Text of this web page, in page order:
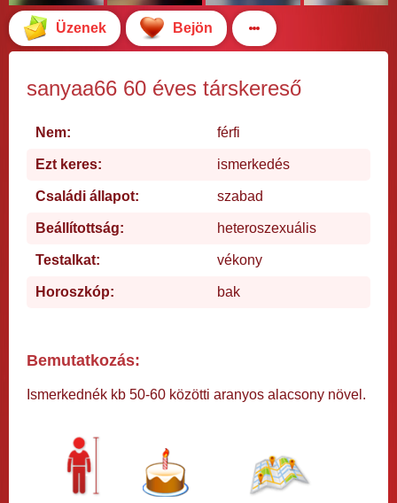
Üzenek Bejön
sanyaa66 60 éves társkereső
Nem: férfi
Ezt keres: ismerkedés
Családi állapot: szabad
Beállítottság: heteroszexuális
Testalkat: vékony
Horoszkóp: bak
Bemutatkozás:
Ismerkednék kb 50-60 közötti aranyos alacsony növel.